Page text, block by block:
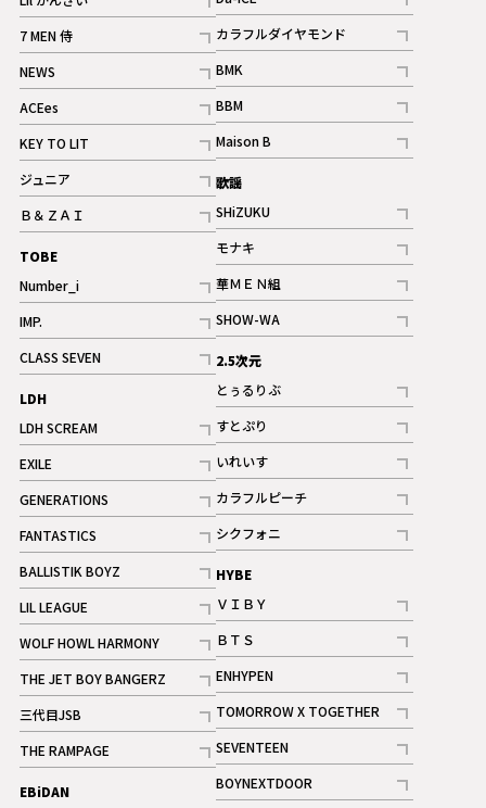
記事
7 MEN 侍
記事
NEWS
記事
ACEes
記事
KEY TO LIT
記事
ジュニア
記事
Ｂ＆ＺＡＩ
記事
TOBE
Number_i
記事
IMP.
記事
CLASS SEVEN
記事
LDH
LDH SCREAM
記事
EXILE
記事
GENERATIONS
記事
FANTASTICS
記事
BALLISTIK BOYZ
記事
LIL LEAGUE
記事
WOLF HOWL HARMONY
記事
THE JET BOY BANGERZ
記事
三代目JSB
記事
THE RAMPAGE
記事
ギャラリー
EBiDAN
記事
カラフルダイヤモンド
記事
BMK
記事
BBM
記事
ギャラリー
Maison B
記事
歌謡
SHiZUKU
記事
モナキ
記事
華ＭＥＮ組
記事
SHOW-WA
記事
2.5次元
とぅるりぶ
記事
すとぷり
記事
ギャラリー
いれいす
記事
ギャラリー
カラフルピーチ
記事
シクフォニ
記事
HYBE
ＶＩＢＹ
記事
ＢＴＳ
記事
ENHYPEN
記事
TOMORROW X TOGETHER
記事
ギャラリー
SEVENTEEN
記事
BOYNEXTDOOR